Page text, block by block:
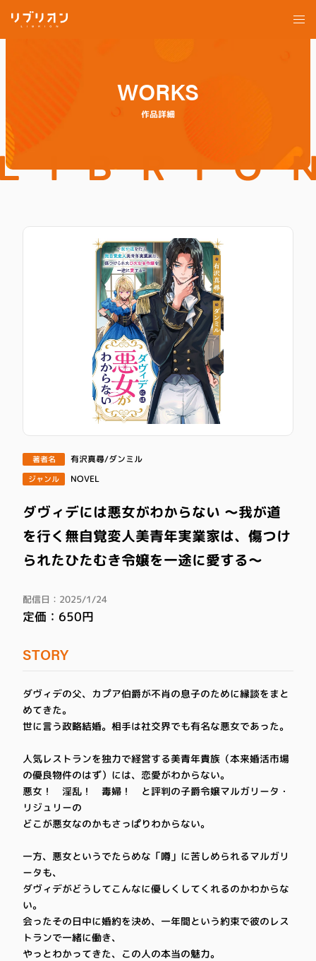
WORKS
作品詳細
著者名 有沢真尋/ダンミル
ジャンル NOVEL
ダヴィデには悪女がわからない ～我が道
を行く無自覚変人美青年実業家は、傷つけ
られたひたむき令嬢を一途に愛する～
配信日：2025/1/24
定価：650円
STORY
ダヴィデの父、カプア伯爵が不肖の息子のために縁談をまと
めてきた。
世に言う政略結婚。相手は社交界でも有名な悪女であった。
人気レストランを独力で経営する美青年貴族（本来婚活市場
の優良物件のはず）には、恋愛がわからない。
悪女！ 淫乱！ 毒婦！ と評判の子爵令嬢マルガリータ・
リジュリーの
どこが悪女なのかもさっぱりわからない。
一方、悪女というでたらめな「噂」に苦しめられるマルガリ
ータも、
ダヴィデがどうしてこんなに優しくしてくれるのかわからな
い。
会ったその日中に婚約を決め、一年間という約束で彼のレス
トランで一緒に働き、
やっとわかってきた、この人の本当の魅力。